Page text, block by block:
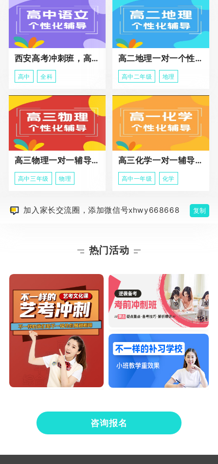
西安高考冲刺班，高三全科辅导
高中 全科
高二地理一对一个性化冲刺辅导课程
高中二年级 地理
高三物理一对一辅导课程
高中三年级 物理
高三化学一对一辅导课程
高中一年级 化学
加入家长交流圈，添加微信号xhwy668668 复制
热门活动
咨询报名